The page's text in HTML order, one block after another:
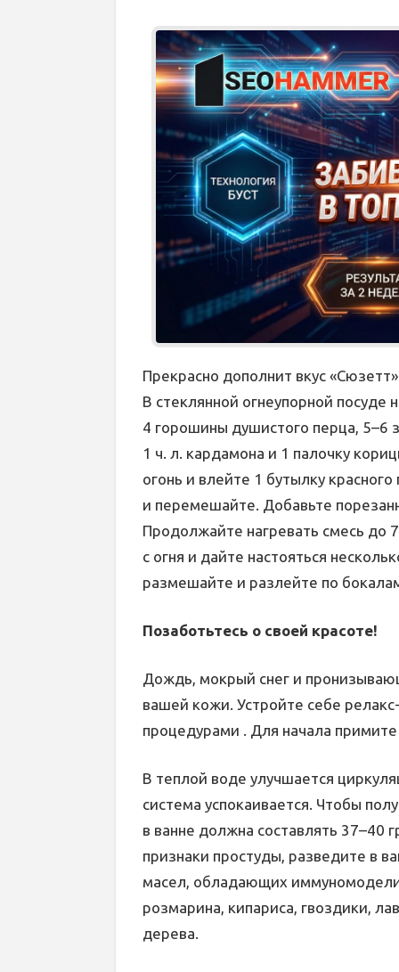
Прекрасно дополнит вкус
В стеклянной огнеупорной посуде
4 горошины душистого перца, 5–6
1 ч. л. кардамона и 1 палочку
огонь и влейте 1 бутылку красного
и перемешайте. Добавьте
Продолжайте нагревать смесь до
с огня и дайте настояться
размешайте и разлейте по
Позаботьтесь о своей красоте!
Дождь, мокрый снег и
вашей кожи. Устройте себе
процедурами . Для начала
В теплой воде улучшается
система успокаивается. Чтобы
в ванне должна составлять 37–40
признаки простуды, разведите в
масел, обладающих
розмарина, кипариса, гвоздики,
дерева.